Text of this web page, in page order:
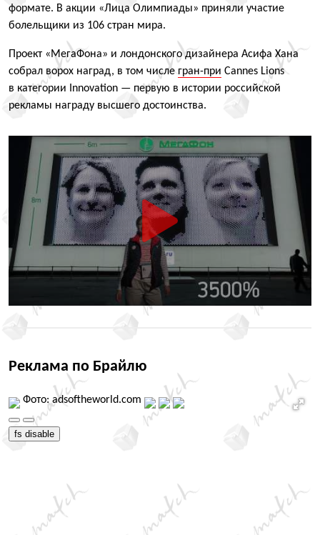
формате. В акции «Лица Олимпиады» приняли участие
болельщики из 106 стран мира.
Проект «МегаФона» и лондонского дизайнера Асифа Хана
собрал ворох наград, в том числегран-при Cannes Lions
в категории Innovation — первую в истории российской
рекламы награду высшего достоинства.
Реклама по Брайлю
Фото: adsoftheworld.com
fs disable